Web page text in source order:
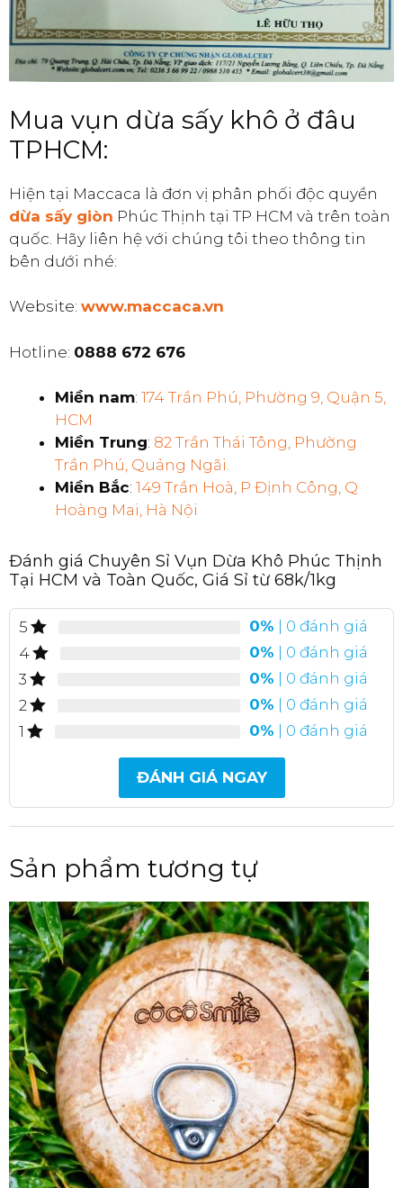
Mua vụn dừa sấy khô ở đâu
TPHCM:
Hiện tại Maccaca là đơn vị phân phối độc quyền
dừa sấy giòn Phúc Thịnh tại TP HCM và trên toàn
quốc. Hãy liên hệ với chúng tôi theo thông tin
bên dưới nhé:
Website: www.maccaca.vn
Hotline: 0888 672 676
Miền nam: 174 Trần Phú, Phường 9, Quận 5,
HCM
Miền Trung: 82 Trần Thái Tông, Phường
Trần Phú, Quảng Ngãi.
Miền Bắc: 149 Trần Hoà, P Định Công, Q
Hoàng Mai, Hà Nội
Đánh giá Chuyên Sỉ Vụn Dừa Khô Phúc Thịnh
Tại HCM và Toàn Quốc, Giá Sỉ từ 68k/1kg
5 0% | 0 đánh giá
4
0% | 0 đánh giá
3
0% | 0 đánh giá
2
0% | 0 đánh giá
1
0% | 0 đánh giá
ĐÁNH GIÁ NGAY
Sản phẩm tương tự